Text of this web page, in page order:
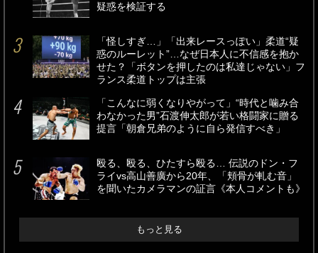
疑惑を検証する
「怪しすぎ…」「出来レースっぽい」柔道“疑
惑のルーレット”…なぜ日本人に不信感を抱か
せた？「ボタンを押したのは私達じゃない」フ
ランス柔道トップは主張
「こんなに弱くなりやがって」“時代と噛み合
わなかった男”石渡伸太郎が若い格闘家に贈る
提言「朝倉兄弟のように自ら発信すべき」
殴る、殴る、ひたすら殴る… 伝説のドン・フ
ライvs高山善廣から20年、「頬骨が軋む音」
を聞いたカメラマンの証言《本人コメントも》
もっと見る